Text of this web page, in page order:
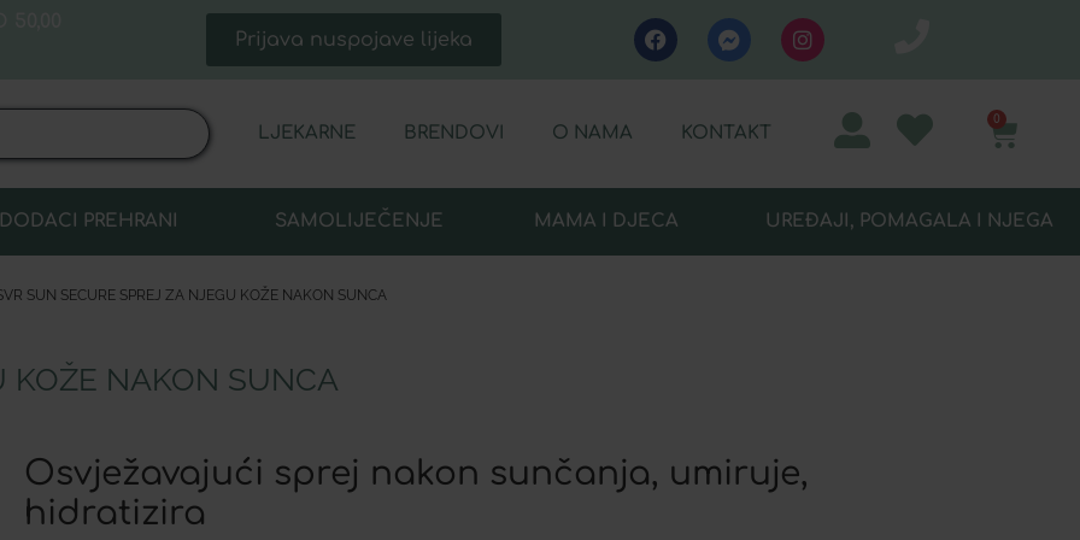
Prijava nuspojave lijeka
LJEKARNE BRENDOVI O NAMA KONTAKT
0
DODACI PREHRANI SAMOLIJEČENJE MAMA I DJECA UREĐAJI, POMAGALA I NJEGA
SUN SECURE SPREJ ZA NJEGU KOŽE NAKON SUNCA
KOŽE NAKON SUNCA
Osvježavajući sprej nakon sunčanja, umiruje,
hidratizira